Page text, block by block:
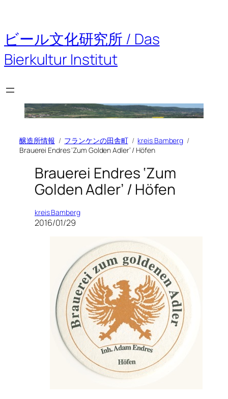
を
ス
キ
ッ
ビール文化研究所 / Das
Bierkultur Institut
醸造所情報 フランケンの田舎町
kreis Bamberg
Brauerei Endres ‘Zum Golden Adler’ / Höfen
Brauerei Endres ‘Zum
Golden Adler’ / Höfen
kreis Bamberg
2016/01/29